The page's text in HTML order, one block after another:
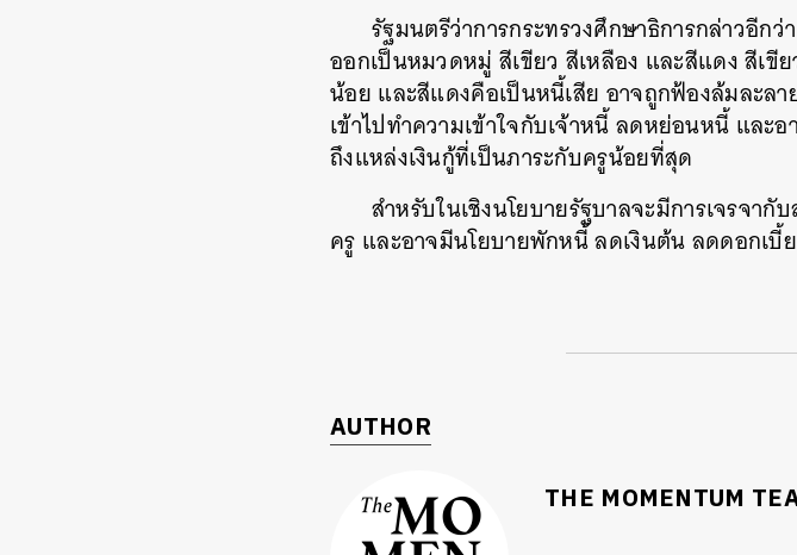
รัฐมนตรีว่าการกระทรวงศึกษาธิการกล่าวอีก
ออกเป็นหมวดหมู่ สีเขียว สีเหลือง และสีแดง สีเ
น้อย และสีแดงคือเป็นหนี้เสีย อาจถูกฟ้องล้มละล
เข้าไปทำความเข้าใจกับเจ้าหนี้ ลดหย่อนหนี้ และ
ถึงแหล่งเงินกู้ที่เป็นภาระกับครูน้อยที่สุด
สำหรับในเชิงนโยบายรัฐบาลจะมีการเจรจา
ครู และอาจมีนโยบายพักหนี้ ลดเงินต้น ลดดอกเบี้
AUTHOR
THE MOMENTUM
ค้นหา
SHARE TWEET